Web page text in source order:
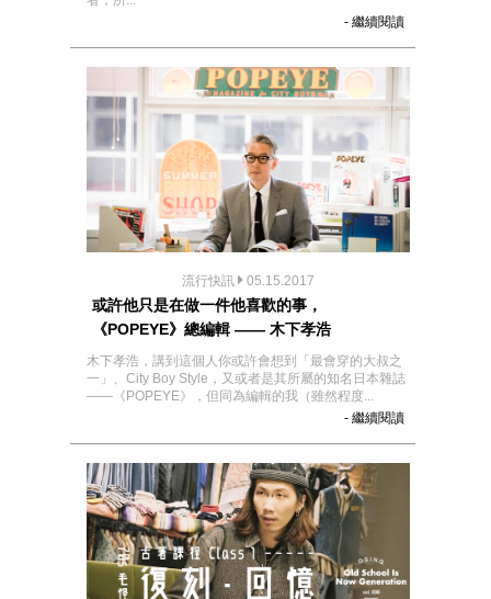
- 繼續閱讀
流行快訊 05.15.2017
或許他只是在做一件他喜歡的事，
《POPEYE》總編輯 —— 木下孝浩
木下孝浩，講到這個人你或許會想到「最會穿的大叔之
一」、City Boy Style，又或者是其所屬的知名日本雜誌
——《POPEYE》，但同為編輯的我（雖然程度...
- 繼續閱讀